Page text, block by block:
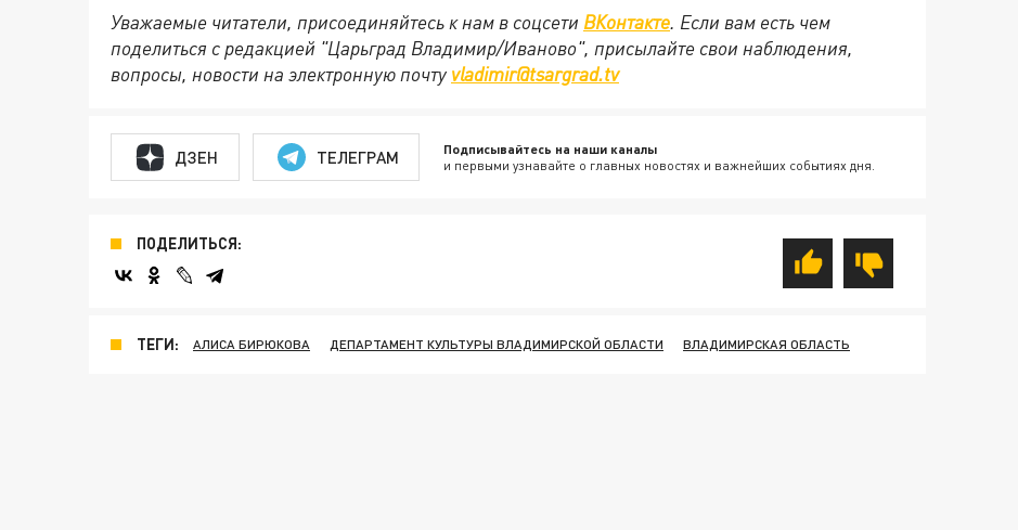
Уважаемые читатели, присоединяйтесь к нам в соцсети ВКонтакте. Если вам есть чем
поделиться с редакцией "Царьград Владимир/Иваново", присылайте свои наблюдения,
вопросы, новости на электронную почту vladimir@tsargrad.tv
ДЗЕН ТЕЛЕГРАМ Подписывайтесь на наши каналы
и первыми узнавайте о главных новостях и важнейших событиях дня.
ПОДЕЛИТЬСЯ:
ТЕГИ: АЛИСА БИРЮКОВА ДЕПАРТАМЕНТ КУЛЬТУРЫ ВЛАДИМИРСКОЙ ОБЛАСТИ ВЛАДИМИРСКАЯ ОБЛАСТЬ